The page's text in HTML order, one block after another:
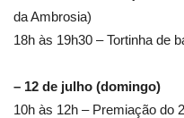
da Ambrosia)
18h às 19h30 – Tortinha de
– 12 de julho (domingo)
10h às 12h – Premiação do